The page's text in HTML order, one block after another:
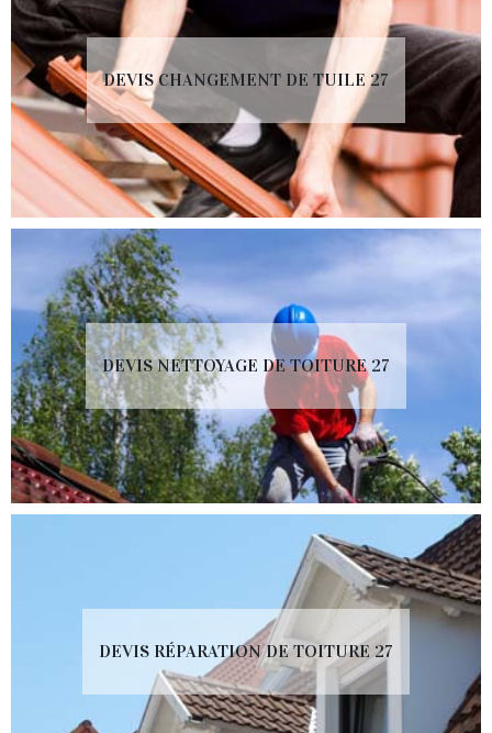
DEVIS CHANGEMENT DE TUILE 27
DEVIS NETTOYAGE DE TOITURE 27
DEVIS RÉPARATION DE TOITURE 27